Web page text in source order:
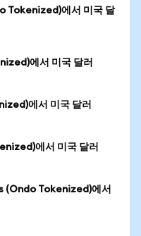
Tokenized)에서 미국 달
에서 미국 달러
에서 미국 달러
에서 미국 달러
(Ondo Tokenized)에서